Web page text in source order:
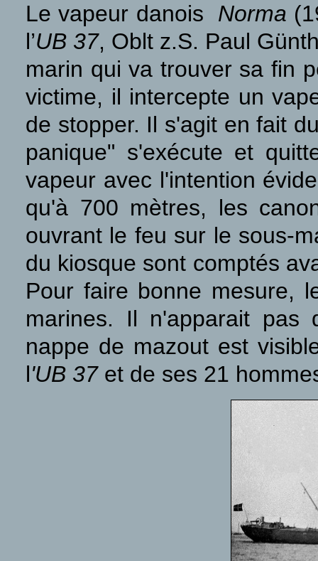
Le vapeur danois Norma
l’UB 37, Oblt z.S. Paul
marin qui va trouver sa fin
victime, il intercepte un
de stopper. Il s'agit en fait
panique" s'exécute et
vapeur avec l'intention
qu'à 700 mètres, les
ouvrant le feu sur le sous-
du kiosque sont comptés
Pour faire bonne mesure,
marines. Il n'apparait pas
nappe de mazout est
l'UB 37et de ses 21